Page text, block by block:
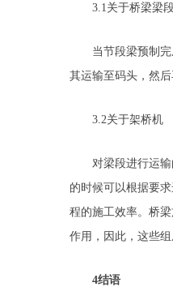
3.1关于桥梁梁段
当节段梁预制完成
其运输至码头，然
3.2关于架桥机
对梁段进行运输的
的时候可以根据要
程的施工效率。桥
作用，因此，这些
4结语